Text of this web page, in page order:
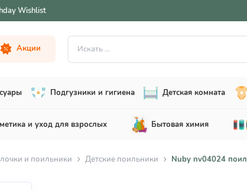
Wishlist
Акции
Подгузники и гигиена Детская комната
и уход для взрослых Бытовая химия
и поильники Детские поильники Nuby nv04024